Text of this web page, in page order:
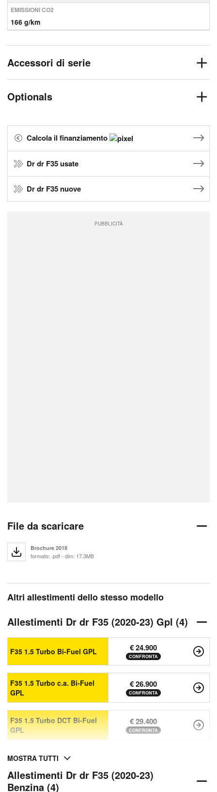
EMISSIONI CO2
166 g/km
Accessori di serie
Optionals
Calcola il finanziamento
Dr dr F35 usate
Dr dr F35 nuove
PUBBLICITÀ
File da scaricare
Brochure 2018
formato: .pdf - dim: 17.3MB
Altri allestimenti dello stesso modello
Allestimenti Dr dr F35 (2020-23) Gpl (4)
F35 1.5 Turbo Bi-Fuel GPL € 24.900
CONFRONTA
F35 1.5 Turbo c.a. Bi-Fuel
GPL
€ 26.900
CONFRONTA
F35 1.5 Turbo DCT Bi-Fuel
GPL
€ 29.400
CONFRONTA
MOSTRA TUTTI
Allestimenti Dr dr F35 (2020-23)
Benzina (4)